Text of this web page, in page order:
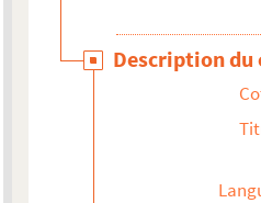
Description du